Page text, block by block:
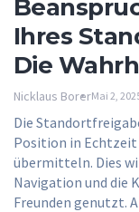
Ihres
Die
Nicklaus BorerMai 2,
Die
Position in Echtzeit
übermitteln. Dies
Navigation und die
Freunden genutzt.